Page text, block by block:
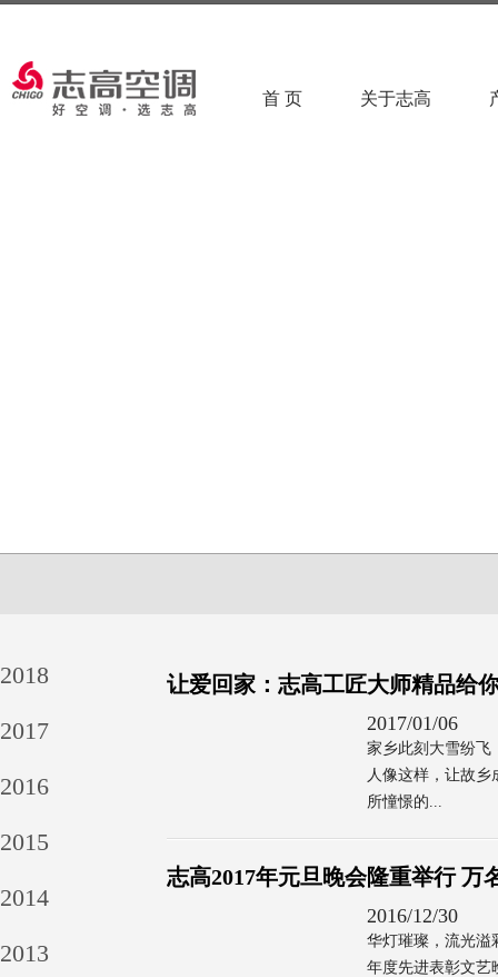
首 页 关于志高
2018
2017
2016
2015
2014
2013
让爱回家：志高工匠大师精品给
2017/01/06
家乡此刻大雪纷飞
人像这样，让故
所憧憬的...
志高2017年元旦晚会隆重举行 万
2016/12/30
华灯璀璨，流光溢
年度先进表彰文艺